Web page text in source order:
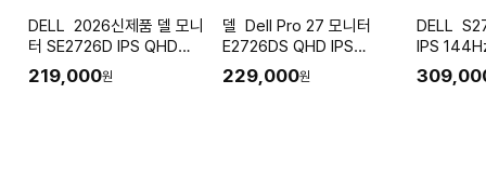
DELL 2026신제품 델 모니
터 SE2726D IPS QHD
144Hz 사무용 가정용 업무
용
219,000원
델 Dell Pro 27 모니터
E2726DS QHD IPS
100Hz 스피커 사무용 가정
용 업무
229,000원
DELL S2725DSM QHD
IPS
피벗 모니